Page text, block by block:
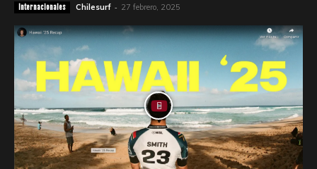
Internacionales Chilesurf - 27 febrero, 2025